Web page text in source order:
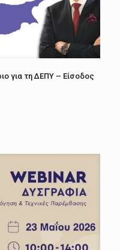
για τη ΔΕΠΥ – Είσοδος